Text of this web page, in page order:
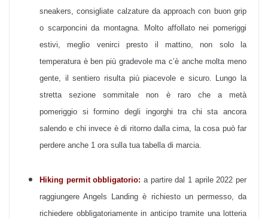
sneakers, consigliate calzature da approach con buon grip
o scarponcini da montagna. Molto affollato nei pomeriggi
estivi, meglio venirci presto il mattino, non solo la
temperatura è ben più gradevole ma c’è anche molta meno
gente, il sentiero risulta più piacevole e sicuro. Lungo la
stretta sezione sommitale non è raro che a metà
pomeriggio si formino degli ingorghi tra chi sta ancora
salendo e chi invece è di ritorno dalla cima, la cosa può far
perdere anche 1 ora sulla tua tabella di marcia.
Hiking permit obbligatorio: a partire dal 1 aprile 2022 per
raggiungere Angels Landing è richiesto un permesso, da
richiedere obbligatoriamente in anticipo tramite una lotteria